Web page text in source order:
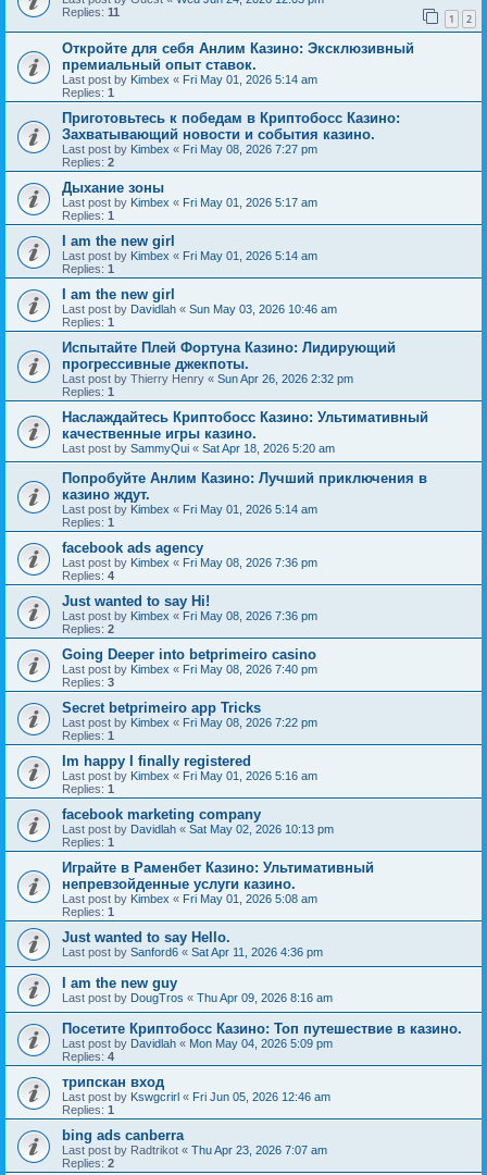
Replies: 11 1 2
Откройте для себя Анлим Казино: Эксклюзивный
премиальный опыт ставок.
Last post by Kimbex « Fri May 01, 2026 5:14 am
Replies: 1
Приготовьтесь к победам в Криптобосс Казино:
Захватывающий новости и события казино.
Last post by Kimbex « Fri May 08, 2026 7:27 pm
Replies: 2
Дыхание зоны
Last post by Kimbex « Fri May 01, 2026 5:17 am
Replies: 1
I am the new girl
Last post by Kimbex « Fri May 01, 2026 5:14 am
Replies: 1
I am the new girl
Last post by Davidlah « Sun May 03, 2026 10:46 am
Replies: 1
Испытайте Плей Фортуна Казино: Лидирующий
прогрессивные джекпоты.
Last post by Thierry Henry « Sun Apr 26, 2026 2:32 pm
Replies: 1
Наслаждайтесь Криптобосс Казино: Ультимативный
качественные игры казино.
Last post by SammyQui « Sat Apr 18, 2026 5:20 am
Попробуйте Анлим Казино: Лучший приключения в
казино ждут.
Last post by Kimbex « Fri May 01, 2026 5:14 am
Replies: 1
facebook ads agency
Last post by Kimbex « Fri May 08, 2026 7:36 pm
Replies: 4
Just wanted to say Hi!
Last post by Kimbex « Fri May 08, 2026 7:36 pm
Replies: 2
Going Deeper into betprimeiro casino
Last post by Kimbex « Fri May 08, 2026 7:40 pm
Replies: 3
Secret betprimeiro app Tricks
Last post by Kimbex « Fri May 08, 2026 7:22 pm
Replies: 1
Im happy I finally registered
Last post by Kimbex « Fri May 01, 2026 5:16 am
Replies: 1
facebook marketing company
Last post by Davidlah « Sat May 02, 2026 10:13 pm
Replies: 1
Играйте в Раменбет Казино: Ультимативный
непревзойденные услуги казино.
Last post by Kimbex « Fri May 01, 2026 5:08 am
Replies: 1
Just wanted to say Hello.
Last post by Sanford6 « Sat Apr 11, 2026 4:36 pm
I am the new guy
Last post by DougTros « Thu Apr 09, 2026 8:16 am
Посетите Криптобосс Казино: Топ путешествие в казино.
Last post by Davidlah « Mon May 04, 2026 5:09 pm
Replies: 4
трипскан вход
Last post by Kswgcrirl « Fri Jun 05, 2026 12:46 am
Replies: 1
bing ads canberra
Last post by Radtrikot « Thu Apr 23, 2026 7:07 am
Replies: 2